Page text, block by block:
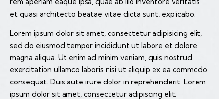
et quasi architecto beatae vitae dicta sunt, explicabo.
Lorem ipsum dolor sit amet, consectetur adipisicing elit,
sed do eiusmod tempor incididunt ut labore et dolore
magna aliqua. Ut enim ad minim veniam, quis nostrud
exercitation ullamco laboris nisi ut aliquip ex ea commodo
consequat. Duis aute irure dolor in reprehenderit. Lorem
ipsum dolor sit amet, consectetur adipiscing elit.